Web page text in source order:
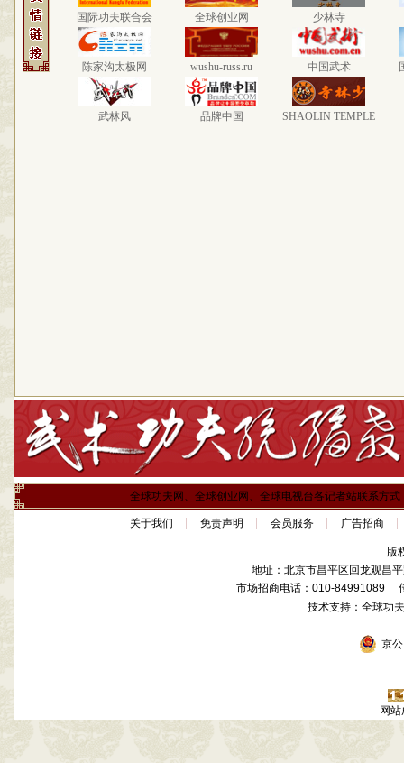
国际功夫联合会 全球创业网 少林寺
陈家沟太极网 wushu-russ.ru 中国武术
武林风 品牌中国 SHAOLIN TEMPLE
全球功夫网、全球创业网、全球电视台各记者站联系方式
关于我们 免责声明 会员服务 广告招商
版
地址：北京市昌平区回龙观昌
市场招商电话：010-84991089
技术支持：全球
京公
网